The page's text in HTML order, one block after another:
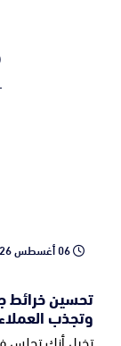
06 أغسطس 2026
تحسين خرائط
وتجذب
تخيل أنك تجلس